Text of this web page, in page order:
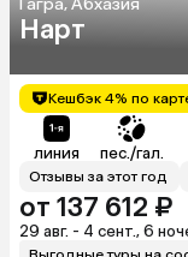
Гагра, Абхазия
Нарт
Кешбэк 4% по
линия пес./гал.
Отзывы за этот год
от 137 612 ₽
29 авг. - 4 сент., 6